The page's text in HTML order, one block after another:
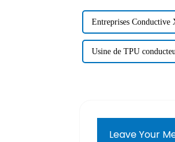
Entreprises Conductive
Usine de TPU
Leave Your